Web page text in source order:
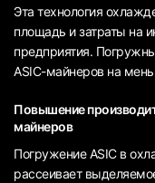
Эта технология
площадь и затраты на
предприятия.
ASIC-майнеров на
Повышение
майнеров
Погружение ASIC в
рассеивает